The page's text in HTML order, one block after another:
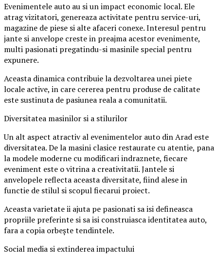
Evenimentele auto au si un impact economic local. Ele
atrag vizitatori, genereaza activitate pentru service-uri,
magazine de piese si alte afaceri conexe. Interesul pentru
jante si anvelope creste in preajma acestor evenimente,
multi pasionati pregatindu-si masinile special pentru
expunere.
Aceasta dinamica contribuie la dezvoltarea unei piete
locale active, in care cererea pentru produse de calitate
este sustinuta de pasiunea reala a comunitatii.
Diversitatea masinilor si a stilurilor
Un alt aspect atractiv al evenimentelor auto din Arad este
diversitatea. De la masini clasice restaurate cu atentie, pana
la modele moderne cu modificari indraznete, fiecare
eveniment este o vitrina a creativitatii. Jantele si
anvelopele reflecta aceasta diversitate, fiind alese in
functie de stilul si scopul fiecarui proiect.
Aceasta varietate ii ajuta pe pasionati sa isi defineasca
propriile preferinte si sa isi construiasca identitatea auto,
fara a copia orbește tendintele.
Social media si extinderea impactului